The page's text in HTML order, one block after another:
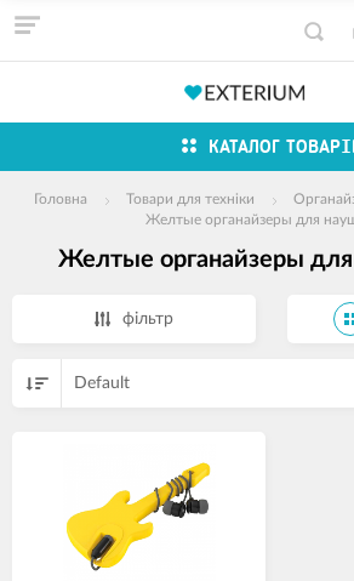
КАТАЛОГ
Головна Товари для техніки
Желтые органайзеры для
Желтые органайзеры
фільтр
Default